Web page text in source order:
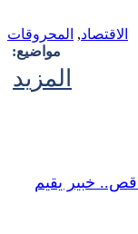
الاقتصاد, المحروقات
مواضيع:
المزيد
خبير يقيم